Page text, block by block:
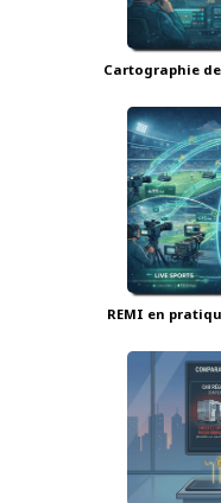
Cartographie
REMI en